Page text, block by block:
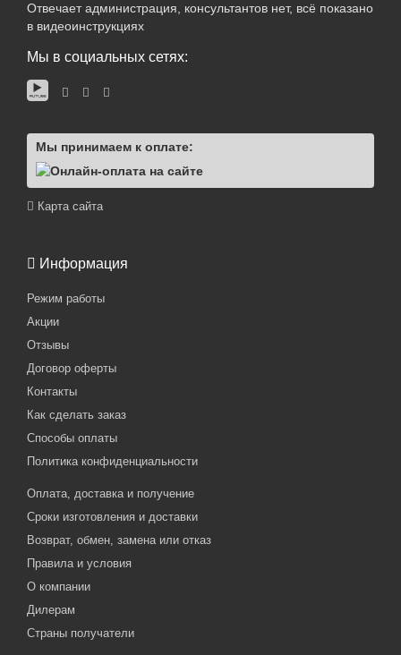
Отвечает администрация, консультантов нет, всё показано
в видеоинструкциях
Мы в социальных сетях:
Мы принимаем к оплате:
Карта сайта
Информация
Режим работы
Акции
Отзывы
Договор оферты
Контакты
Как сделать заказ
Способы оплаты
Политика конфиденциальности
Оплата, доставка и получение
Сроки изготовления и доставки
Возврат, обмен, замена или отказ
Правила и условия
О компании
Дилерам
Страны получатели